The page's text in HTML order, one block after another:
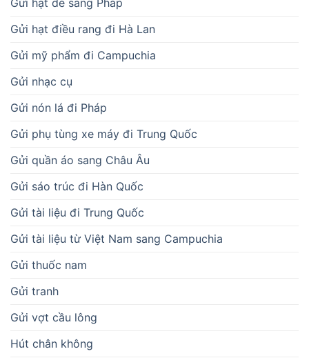
Gửi hạt điều rang đi Hà Lan
Gửi mỹ phẩm đi Campuchia
Gửi nhạc cụ
Gửi nón lá đi Pháp
Gửi phụ tùng xe máy đi Trung Quốc
Gửi quần áo sang Châu Âu
Gửi sáo trúc đi Hàn Quốc
Gửi tài liệu đi Trung Quốc
Gửi tài liệu từ Việt Nam sang Campuchia
Gửi thuốc nam
Gửi tranh
Gửi vợt cầu lông
Hút chân không